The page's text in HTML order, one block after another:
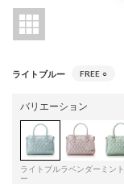
ライトブルー FREE ○
バリエーション
ライトブル
ー
ラベンダー ミント